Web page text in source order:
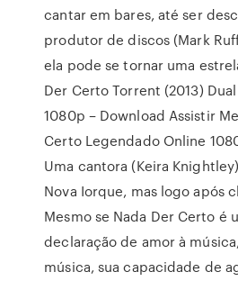
cantar em bares, até ser
produtor de discos (Mark
ela pode se tornar uma
Der Certo Torrent (2013)
1080p – Download Assistir
Certo Legendado Online
Uma cantora (Keira
Nova Iorque, mas logo após
Mesmo se Nada Der Certo é
declaração de amor à
música, sua capacidade de